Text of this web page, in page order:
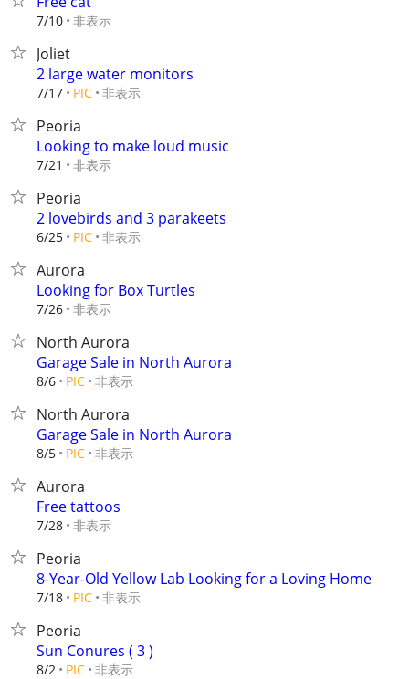
7/10 非表示
Joliet
2 large water monitors
7/17 PIC 非表示
Peoria
Looking to make loud music
7/21 非表示
Peoria
2 lovebirds and 3 parakeets
6/25 PIC 非表示
Aurora
Looking for Box Turtles
7/26 非表示
North Aurora
Garage Sale in North Aurora
8/6 PIC 非表示
North Aurora
Garage Sale in North Aurora
8/5 PIC 非表示
Aurora
Free tattoos
7/28 非表示
Peoria
8-Year-Old Yellow Lab Looking for a Loving Home
7/18 PIC 非表示
Peoria
Sun Conures ( 3 )
8/2 PIC 非表示